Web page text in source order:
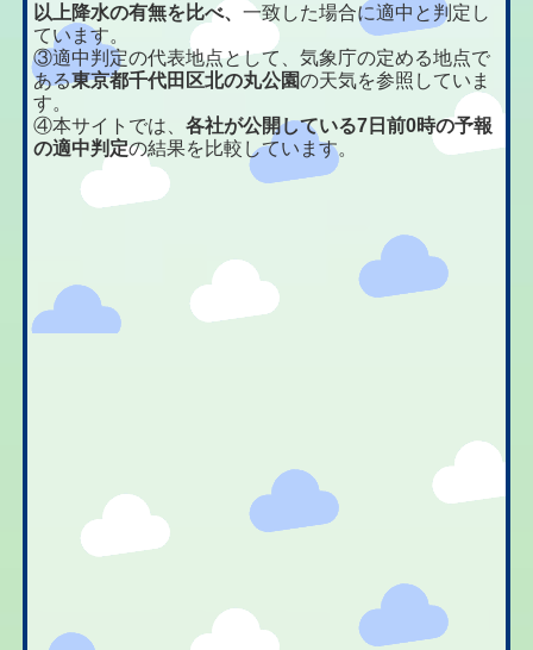
以上降水の有無を比べ、一致した場合に適中と判定し
ています。
③適中判定の代表地点として、気象庁の定める地点で
ある東京都千代田区北の丸公園の天気を参照していま
す。
④本サイトでは、各社が公開している7日前0時の予報
の適中判定の結果を比較しています。